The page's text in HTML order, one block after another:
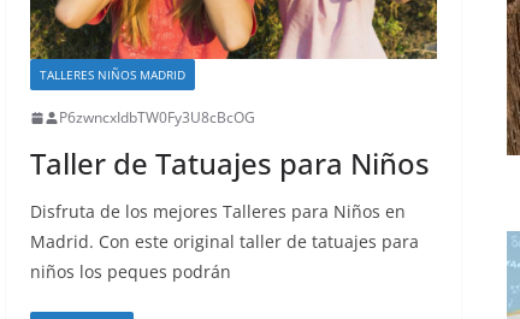
TALLERES NIÑOS MADRID
P6zwncxIdbTW0Fy3U8cBcOG
Taller de Tatuajes para Niños
Disfruta de los mejores Talleres para Niños en
Madrid. Con este original taller de tatuajes para
niños los peques podrán